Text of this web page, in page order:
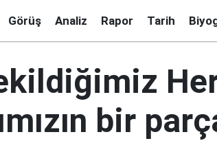
Görüş Analiz Rapor Tarih
bir